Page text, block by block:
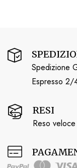
Spedizione
Espresso 2/
RESI
Reso